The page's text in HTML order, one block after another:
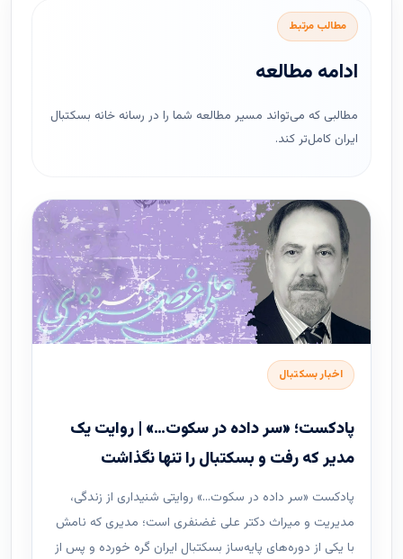
مطالب مرتبط
ادامه مطالعه
مطالبی که می‌تواند مسیر مطالعه شما را در رسانه خانه بسکتبال
ایران کامل‌تر کند.
اخبار بسکتبال
پادکست؛ «سر داده در سکوت…» | روایت یک
مدیر که رفت و بسکتبال را تنها نگذاشت
پادکست «سر داده در سکوت…» روایتی شنیداری از زندگی،
مدیریت و میراث دکتر علی غضنفری است؛ مدیری که نامش
با یکی از دوره‌های پایه‌ساز بسکتبال ایران گره خورده و پس از